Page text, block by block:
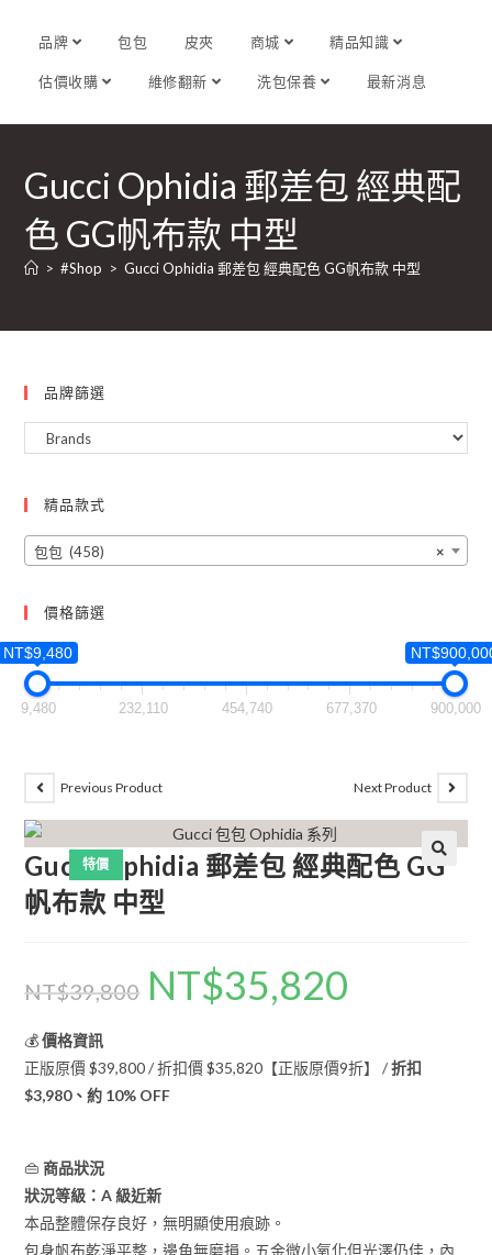
品牌 包包 皮夾 商城 精品知識
估價收購 維修翻新 洗包保養 最新消息
Gucci Ophidia 郵差包 經典配
色 GG帆布款 中型
> #Shop > Gucci Ophidia 郵差包 經典配色 GG帆布款 中型
品牌篩選
精品款式
×
包包 (458)
價格篩選
NT$9,480
9,480 232,110 454,740 677,370 900,000
特價
Previous Product Next Product
🔍
Gucci Ophidia 郵差包 經典配色 GG
帆布款 中型
NT$39,800 NT$35,820
💰價格資訊
正版原價 $39,800 / 折扣價 $35,820【正版原價9折】 /折扣
$3,980、約 10% OFF
👜商品狀況
狀況等級：A 級近新
本品整體保存良好，無明顯使用痕跡。
包身帆布乾淨平整，邊角無磨損。五金微小氧化但光澤仍佳，內